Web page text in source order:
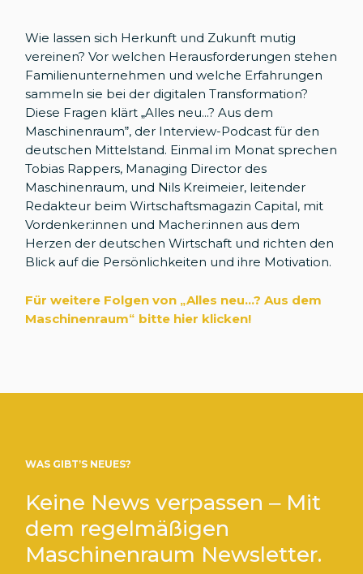
Wie lassen sich Herkunft und Zukunft mutig
vereinen? Vor welchen Herausforderungen stehen
Familienunternehmen und welche Erfahrungen
sammeln sie bei der digitalen Transformation?
Diese Fragen klärt „Alles neu...? Aus dem
Maschinenraum”, der Interview-Podcast für den
deutschen Mittelstand. Einmal im Monat sprechen
Tobias Rappers, Managing Director des
Maschinenraum, und Nils Kreimeier, leitender
Redakteur beim Wirtschaftsmagazin Capital, mit
Vordenker:innen und Macher:innen aus dem
Herzen der deutschen Wirtschaft und richten den
Blick auf die Persönlichkeiten und ihre Motivation.
Für weitere Folgen von „Alles neu...? Aus dem
Maschinenraum“ bitte hier klicken!
WAS GIBT’S NEUES?
Keine News verpassen – Mit
dem regelmäßigen
Maschinenraum Newsletter.